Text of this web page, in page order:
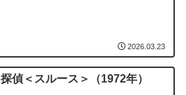
2026.03.23
探偵＜スルース＞（1972年）